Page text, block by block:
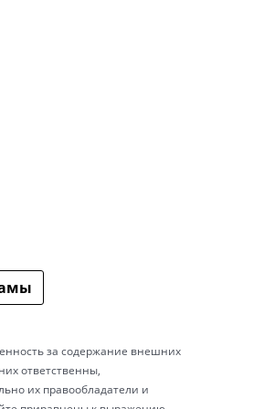
за содержание внешних
ответственны,
их правообладатели и